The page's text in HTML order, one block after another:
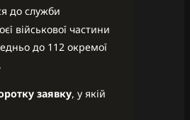
до служби
військової частини
до 112 окремої
заявку, у якій